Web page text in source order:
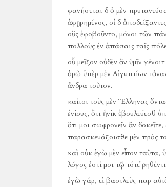
φανήσεται δ ὁ μὲν
ἀφῃρημένος, οἱ δ
οὓς ἐφοβοῦντο, μόνοι τῶν
πολλοὺς ἐν ἁπάσαις ταῖς
οὗ μεῖζον οὐδὲν ἂν ὑμῖν
ὁρῶ ὑπὲρ μὲν Αἰγυπτίων
ἄνδρα τοῦτον.
καίτοι τοὺς μὲν Ἕλληνας
ἐνίους, ὅτι ἡνίκ ἐβουλεύεσθ
ὅτι μοι σωφρονεῖν ἂν
παρασκευάζοισθε μὲν πρὸς
καὶ οὐκ ἐγὼ μὲν εἶπον ταῦτα,
λόγος ἐστί μοι τῷ τότε
ἐγὼ γάρ, εἰ βασιλεὺς παρ